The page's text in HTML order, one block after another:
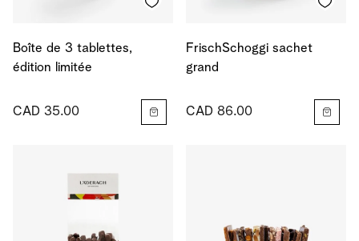
Boîte de 3 tablettes,
édition limitée
CAD 35.00
FrischSchoggi sachet
grand
CAD 86.00